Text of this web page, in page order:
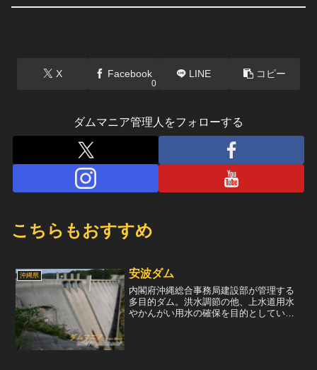
X Facebook
0
LINE コピー
ダムマニア管理人をフォローする
こちらもおすすめ
沖縄県 安波ダム
内閣府沖縄総合事務局建設部が管理する
多目的ダム。洪水調節の他、上水道用水
やかんがい用水の確保を目的としてい